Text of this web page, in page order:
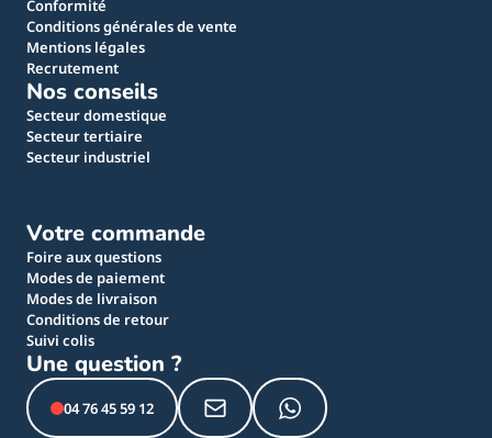
Conformité
Conditions générales de vente
Mentions légales
Recrutement
Nos conseils
Secteur domestique
Secteur tertiaire
Secteur industriel
Votre commande
Foire aux questions
Modes de paiement
Modes de livraison
Conditions de retour
Suivi colis
Une question ?
04 76 45 59 12